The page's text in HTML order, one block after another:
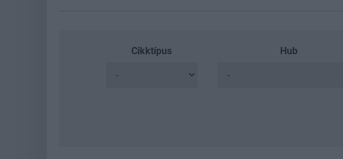
Cikktípus Hub